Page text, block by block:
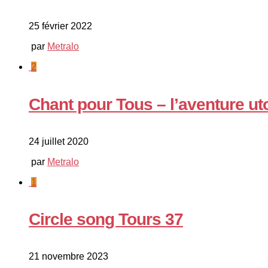
25 février 2022
par Metralo
2
Chant pour Tous – l’aventure
24 juillet 2020
par Metralo
1
Circle song Tours 37
21 novembre 2023